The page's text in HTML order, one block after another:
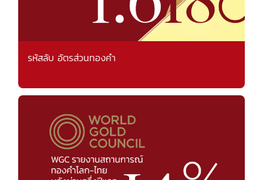
รหัสลับ อัตรส่วนทองคำ